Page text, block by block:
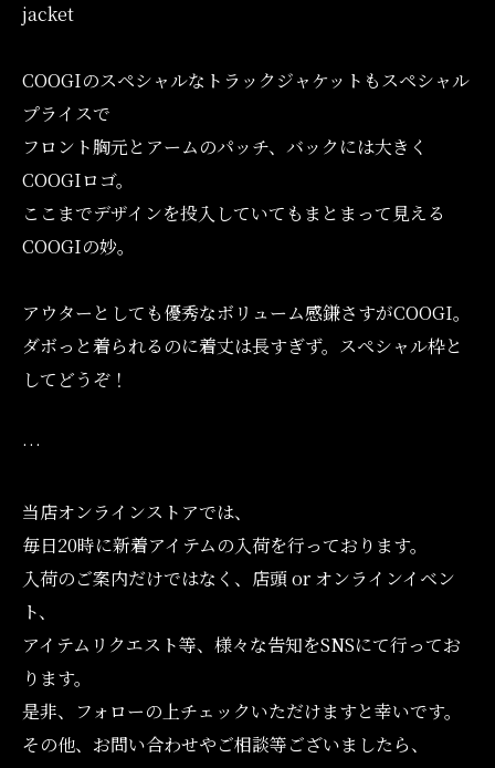
jacket
COOGIのスペシャルなトラックジャケットもスペシャル
プライスで
フロント胸元とアームのパッチ、バックには大きく
COOGIロゴ。
ここまでデザインを投入していてもまとまって見える
COOGIの妙。
アウターとしても優秀なボリューム感鎌さすがCOOGI。
ダボっと着られるのに着丈は長すぎず。スペシャル枠と
してどうぞ！
…
当店オンラインストアでは、
毎日20時に新着アイテムの入荷を行っております。
入荷のご案内だけではなく、店頭 or オンラインイベン
ト、
アイテムリクエスト等、様々な告知をSNSにて行ってお
ります。
是非、フォローの上チェックいただけますと幸いです。
その他、お問い合わせやご相談等ございましたら、